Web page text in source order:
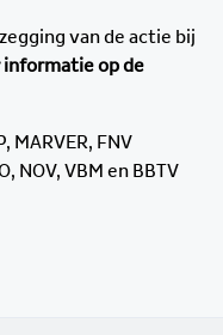
van de actie bij
informatie op de
MARVER, FNV
NOV, VBM en BBTV